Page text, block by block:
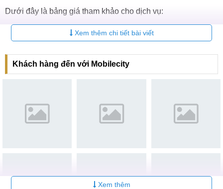
Dưới đây là bảng giá tham khảo cho dịch vụ:
Bảng giá thay Pin Vivo iQOO Z6 mới nhất 2026
STT Loại Pin
Bảo
Giá Pin Vivo iQOO Z6 chính
hãng
6 tháng
xuất linh kiện thứ ba ngoài thị trường, không phải hàng
Xem thêm chi tiết bài viết
Khách hàng đến với Mobilecity
Xem thêm